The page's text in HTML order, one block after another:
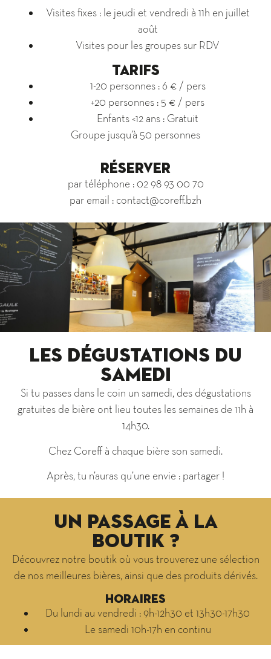
Visites fixes : le jeudi et vendredi à 11h en juillet
août
Visites pour les groupes sur RDV
TARIFS
1-20 personnes : 6 € / pers
+20 personnes : 5 € / pers
Enfants <12 ans : Gratuit
Groupe jusqu’à 50 personnes
RÉSERVER
par téléphone : 02 98 93 00 70
par email : contact@coreff.bzh
Les dégustations du
samedi
Si tu passes dans le coin un samedi, des dégustations
gratuites de bière ont lieu toutes les semaines de 11h à
14h30.
Chez Coreff à chaque bière son samedi.
Après, tu n’auras qu’une envie : partager !
UN PASSAGE À la
boutik ?
Découvrez notre boutik où vous trouverez une sélection
de nos meilleures bières, ainsi que des produits dérivés.
Horaires
Du lundi au vendredi : 9h-12h30 et 13h30-17h30
Le samedi 10h-17h en continu